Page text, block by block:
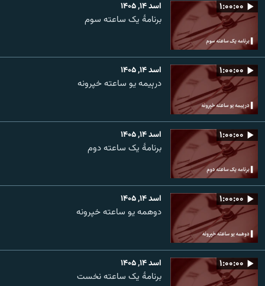
۱:۰۰:۰۰ اسد ۱۴, ۱۴۰۵
برنامۀ یک ساعته سوم
۱:۰۰:۰۰ اسد ۱۴, ۱۴۰۵
درېیمه یو ساعته خپرونه
۱:۰۰:۰۰ اسد ۱۴, ۱۴۰۵
برنامۀ یک ساعته دوم
۱:۰۰:۰۰ اسد ۱۴, ۱۴۰۵
دوهمه یو ساعته خپرونه
۱:۰۰:۰۰ اسد ۱۴, ۱۴۰۵
برنامۀ یک ساعته نخست